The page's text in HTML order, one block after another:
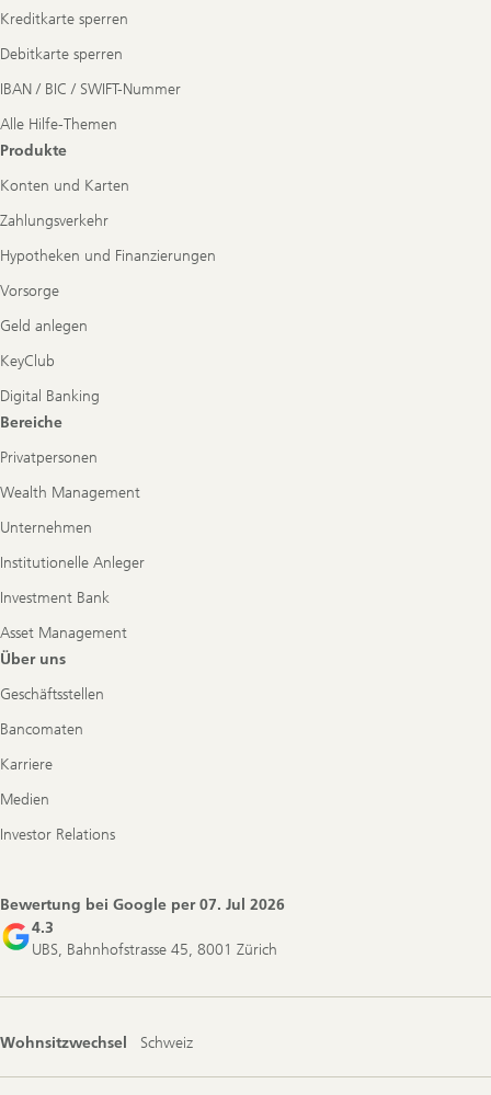
Kreditkarte sperren
Debitkarte sperren
IBAN / BIC / SWIFT-Nummer
Alle Hilfe-Themen
Produkte
Konten und Karten
Zahlungsverkehr
Hypotheken und Finanzierungen
Vorsorge
Geld anlegen
KeyClub
Digital Banking
Bereiche
Privatpersonen
Wealth Management
Unternehmen
Institutionelle Anleger
Investment Bank
Asset Management
Über uns
Geschäftsstellen
Bancomaten
Karriere
Medien
Investor Relations
Bewertung bei Google per07. Jul 2026
4.3
UBS, Bahnhofstrasse 45, 8001 Zürich
Wohnsitzwechsel Schweiz